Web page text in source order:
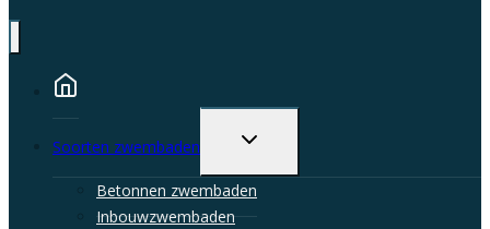
Soorten zwembaden
Toggle
menu
Betonnen zwembaden
Inbouwzwembaden